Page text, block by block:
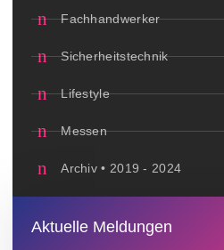
Fachhandwerker
Sicherheitstechnik
Lifestyle
Messen
Archiv • 2019 - 2024
Aktuelle Meldungen